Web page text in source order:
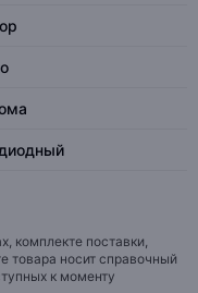
комплекте поставки,
товара носит справочный
к моменту